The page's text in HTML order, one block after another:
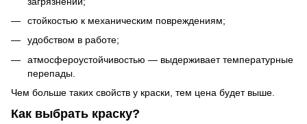
стойкостью к механическим повреждениям;
удобством в работе;
атмосфероустойчивостью — выдерживает температурные
перепады.
Чем больше таких свойств у краски, тем цена будет выше.
Как выбрать краску?